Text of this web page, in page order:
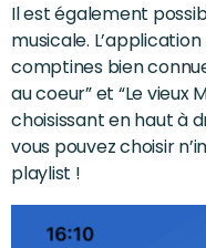
Il est également
musicale.
comptines bien
au coeur” et “Le vieux
choisissant en haut à
vous pouvez choisir
playlist !